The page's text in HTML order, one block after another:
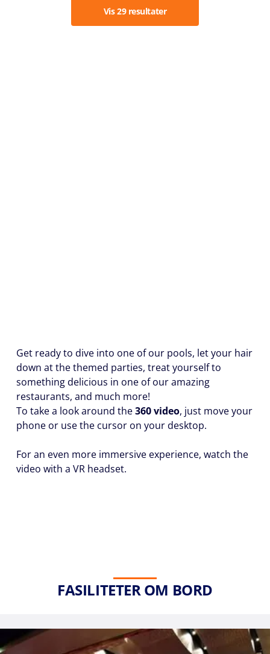
Vis 29 resultater
Get ready to dive into one of our pools, let your hair
down at the themed parties, treat yourself to
something delicious in one of our amazing
restaurants, and much more!
To take a look around the360 video, just move your
phone or use the cursor on your desktop.
For an even more immersive experience, watch the
video with a VR headset.
FASILITETER OM BORD